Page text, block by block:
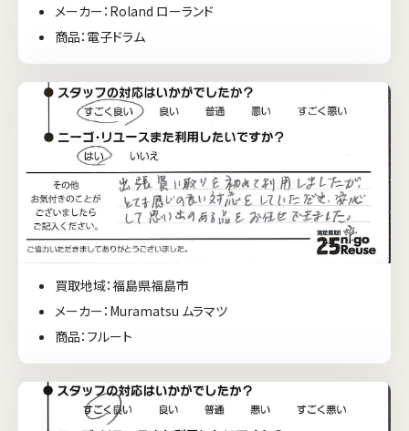
メーカー：Roland ローランド
商品：電子ドラム
買取地域：福島県福島市
メーカー：Muramatsu ムラマツ
商品：フルート